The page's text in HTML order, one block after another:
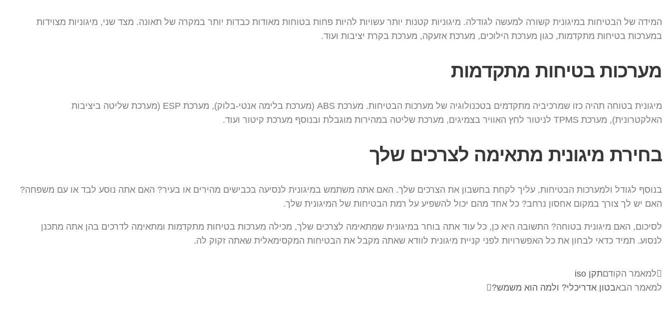
המידה של הבטיחות במיגונית קשורה למעשה לגודלה. מיגוניות קטנות יותר עשויות להיות פחות בטוחות מאודות כבדות יותר במקרה של תאונה. מצד שני, מיגוניות מצוידות
במערכות בטיחות מתקדמות, כגון מערכת הילוכים, מערכת אזעקה, מערכת בקרת יציבות ועוד.
מערכות בטיחות מתקדמות
מיגונית בטוחה תהיה כזו שמרכיביה מתקדמים בטכנולוגיה של מערכות הבטיחות. מערכת ABS (מערכת בלימה אנטי-בלוק), מערכת ESP (מערכת שליטה ביציבות
האלקטרונית), מערכת TPMS לניטור לחץ האוויר בצמיגים, מערכת שליטה במהירות מוגבלת ובנוסף מערכת קיטור ועוד.
בחירת מיגונית מתאימה לצרכים שלך
בנוסף לגודל ולמערכות הבטיחות, עליך לקחת בחשבון את הצרכים שלך. האם אתה משתמש במיגונית לנסיעה בכבישים מהירים או בעיר? האם אתה נוסע לבד או עם משפחה?
האם יש לך צורך במקום אחסון נרחב? כל אחד מהם יכול להשפיע על רמת הבטיחות של המיגונית שלך.
לסיכום, האם מיגונית בטוחה? התשובה היא כן, כל עוד אתה בוחר במיגונית שמתאימה לצרכים שלך, מכילה מערכות בטיחות מתקדמות ומתאימה לדרכים בהן אתה מתכנן
לנסוע. תמיד כדאי לבחון את כל האפשרויות לפני קניית מיגונית לוודא שאתה מקבל את הבטיחות המקסימאלית שאתה זקוק לה.
למאמר הקודםתקן iso
למאמר הבאבטון אדריכלי? ולמה הוא משמש?